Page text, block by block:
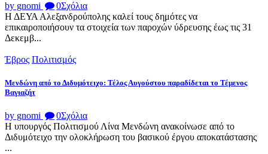
by gnomi 0Σχόλια
Η ΔΕΥΑ Αλεξανδρούπολης καλεί τους δημότες να
επικαιροποιήσουν τα στοιχεία των παροχών ύδρευσης έως τις 31
Δεκεμβ...
Έβρος Πολιτισμός
Μενδώνη από το Διδυμότειχο: Τέλος Αυγούστου παραδίδεται το Τέμενος
Βαγιαζήτ
by gnomi 0Σχόλια
Η υπουργός Πολιτισμού Λίνα Μενδώνη ανακοίνωσε από το
Διδυμότειχο την ολοκλήρωση του βασικού έργου αποκατάστασης
...